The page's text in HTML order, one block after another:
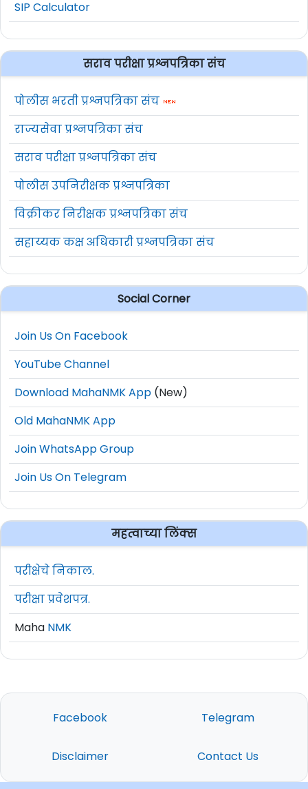
SIP Calculator
सराव परीक्षा प्रश्नपत्रिका संच
पोलीस भरती प्रश्नपत्रिका संच
राज्यसेवा प्रश्नपत्रिका संच
सराव परीक्षा प्रश्नपत्रिका संच
पोलीस उपनिरीक्षक प्रश्नपत्रिका
विक्रीकर निरीक्षक प्रश्नपत्रिका संच
सहाय्यक कक्ष अधिकारी प्रश्नपत्रिका संच
Social Corner
Join Us On Facebook
YouTube Channel
Download MahaNMK App (New)
Old MahaNMK App
Join WhatsApp Group
Join Us On Telegram
महत्वाच्या लिंक्स
परीक्षेचे निकाल.
परीक्षा प्रवेशपत्र.
Maha NMK
Facebook Telegram
Disclaimer Contact Us